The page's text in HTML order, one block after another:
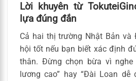
Lời khuyên từ
lựa đúng đắn
Cả hai thị trường Nhật Bản
hội tốt nếu bạn biết xác định
thân. Đừng chọn bừa vì
lương cao” hay “Đài Loan dễ